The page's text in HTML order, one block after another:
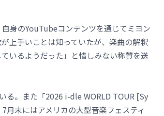
身のYouTubeコンテンツを通じてミヨン
上手いことは知っていたが、楽曲の解釈
いるようだった」と惜しみない称賛を送
る。また「2026 i-dle WORLD TOUR [Sy
末にはアメリカの大型音楽フェスティ